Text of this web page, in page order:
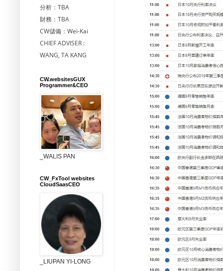
分析：TBA
財務：TBA
CW儲備：Wei-Kai
CHIEF ADVISER :
WANG, TA KANG
CW.websitesGUX
Programmer&CEO
_WALIS PAN
CW_FxTool websites
CloudSaasCEO
_LIUPAN YI-LONG